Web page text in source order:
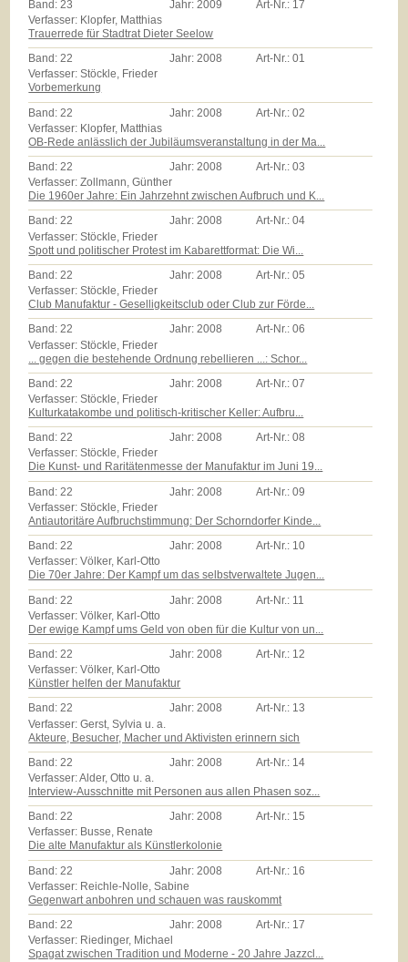
Band: 23 Jahr: 2009 Art-Nr.: 17
Verfasser: Klopfer, Matthias
Trauerrede für Stadtrat Dieter Seelow
Band:22 Jahr:2008 Art-Nr.:01
Verfasser: Stöckle, Frieder
Vorbemerkung
Band: 22 Jahr: 2008 Art-Nr.:02
Verfasser: Klopfer, Matthias
OB-Rede anlässlich der Jubiläumsveranstaltung in der Ma...
Band:22 Jahr:2008 Art-Nr.:03
Verfasser: Zollmann, Günther
Die 1960er Jahre: Ein Jahrzehnt zwischen Aufbruch und K...
Band:22 Jahr:2008 Art-Nr.:04
Verfasser: Stöckle, Frieder
Spott und politischer Protest im Kabarettformat: Die Wi...
Band:22 Jahr:2008 Art-Nr.:05
Verfasser: Stöckle, Frieder
Club Manufaktur - Geselligkeitsclub oder Club zur Förde...
Band:22 Jahr:2008 Art-Nr.:06
Verfasser: Stöckle, Frieder
... gegen die bestehende Ordnung rebellieren ...: Schor...
Band: 22 Jahr: 2008 Art-Nr.:07
Verfasser: Stöckle, Frieder
Kulturkatakombe und politisch-kritischer Keller: Aufbru...
Band:22 Jahr:2008 Art-Nr.:08
Verfasser: Stöckle, Frieder
Die Kunst- und Raritätenmesse der Manufaktur im Juni 19...
Band: 22 Jahr: 2008 Art-Nr.:09
Verfasser: Stöckle, Frieder
Antiautoritäre Aufbruchstimmung: Der Schorndorfer Kinde...
Band:22 Jahr:2008 Art-Nr.: 10
Verfasser: Völker, Karl-Otto
Die 70er Jahre: Der Kampf um das selbstverwaltete Jugen...
Band: 22 Jahr: 2008 Art-Nr.: 11
Verfasser: Völker, Karl-Otto
Der ewige Kampf ums Geld von oben für die Kultur von un...
Band:22 Jahr:2008 Art-Nr.: 12
Verfasser: Völker, Karl-Otto
Künstler helfen der Manufaktur
Band:22 Jahr:2008 Art-Nr.: 13
Verfasser: Gerst, Sylvia u. a.
Akteure, Besucher, Macher und Aktivisten erinnern sich
Band:22 Jahr:2008 Art-Nr.: 14
Verfasser: Alder, Otto u. a.
Interview-Ausschnitte mit Personen aus allen Phasen soz...
Band:22 Jahr:2008 Art-Nr.: 15
Verfasser: Busse, Renate
Die alte Manufaktur als Künstlerkolonie
Band: 22 Jahr: 2008 Art-Nr.: 16
Verfasser: Reichle-Nolle, Sabine
Gegenwart anbohren und schauen was rauskommt
Band:22 Jahr:2008 Art-Nr.: 17
Verfasser: Riedinger, Michael
Spagat zwischen Tradition und Moderne - 20 Jahre Jazzcl...